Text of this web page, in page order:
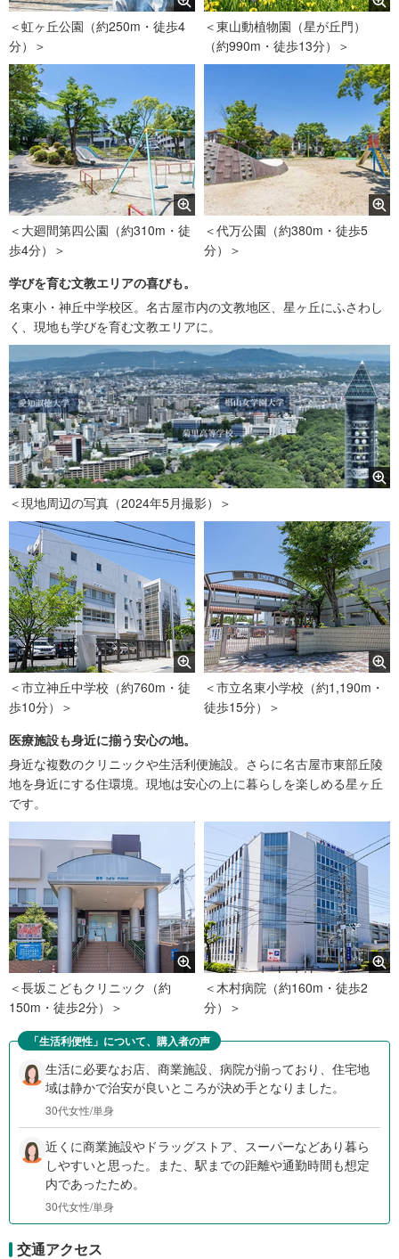
＜虹ヶ丘公園（約250m・徒歩4
分）＞
＜東山動植物園（星が丘門）
（約990m・徒歩13分）＞
＜大廻間第四公園（約310m・徒
歩4分）＞
＜代万公園（約380m・徒歩5
分）＞
学びを育む文教エリアの喜びも。
名東小・神丘中学校区。名古屋市内の文教地区、星ヶ丘にふさわし
く、現地も学びを育む文教エリアに。
＜現地周辺の写真（2024年5月撮影）＞
＜市立神丘中学校（約760m・徒
歩10分）＞
＜市立名東小学校（約1,190m・
徒歩15分）＞
医療施設も身近に揃う安心の地。
身近な複数のクリニックや生活利便施設。さらに名古屋市東部丘陵
地を身近にする住環境。現地は安心の上に暮らしを楽しめる星ヶ丘
です。
＜長坂こどもクリニック（約
150m・徒歩2分）＞
＜木村病院（約160m・徒歩2
分）＞
「生活利便性」について、購入者の声
生活に必要なお店、商業施設、病院が揃っており、住宅地
域は静かで治安が良いところが決め手となりました。
30代女性/単身
近くに商業施設やドラッグストア、スーパーなどあり暮ら
しやすいと思った。また、駅までの距離や通勤時間も想定
内であったため。
30代女性/単身
交通アクセス